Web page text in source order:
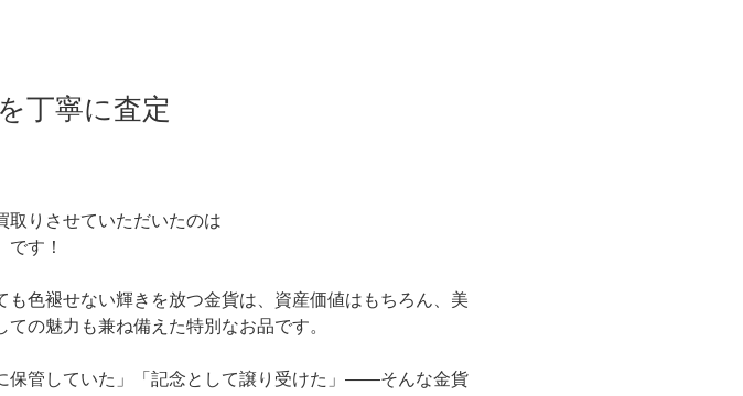
丁寧に査定
取りさせていただいたのは
です！
も色褪せない輝きを放つ金貨は、資産価値はもちろん、美
ての魅力も兼ね備えた特別なお品です。
保管していた」「記念として譲り受けた」――そんな金貨